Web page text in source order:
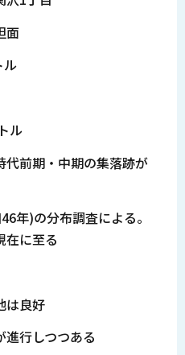
面
ル
ル
前期・中期の集落跡が
年)の分布調査による。
在に至る
は良好
行しつつある